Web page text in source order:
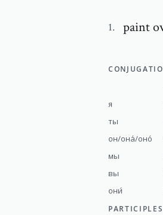
1. paint
я
ты
он/она́/оно́
мы
вы
они́
PARTICIPLES